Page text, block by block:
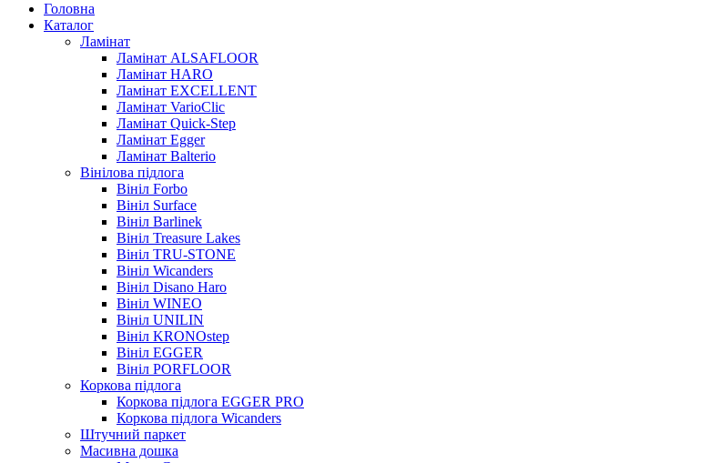
Головна
Каталог
Ламінат
Ламінат ALSAFLOOR
Ламінат HARO
Ламінат EXCELLENT
Ламінат VarioClic
Ламінат Quick-Step
Ламінат Egger
Ламінат Balterio
Вінілова підлога
Вініл Forbo
Вініл Surface
Вініл Barlinek
Вініл Treasure Lakes
Вініл TRU-STONE
Вініл Wicanders
Вініл Disano Haro
Вініл WINEO
Вініл UNILIN
Вініл KRONOstep
Вініл EGGER
Вініл PORFLOOR
Коркова підлога
Коркова підлога EGGER PRO
Коркова підлога Wicanders
Штучний паркет
Масивна дошка